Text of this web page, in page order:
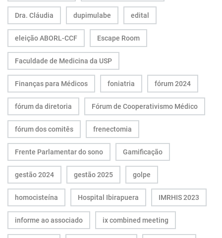
Dra. Cláudia dupimulabe edital
eleição ABORL-CCF Escape Room
Faculdade de Medicina da USP
Finanças para Médicos foniatria fórum 2024
fórum da diretoria Fórum de Cooperativismo Médico
fórum dos comitês frenectomia
Frente Parlamentar do sono Gamificação
gestão 2024 gestão 2025 golpe
homocisteína Hospital Ibirapuera IMRHIS 2023
informe ao associado ix combined meeting